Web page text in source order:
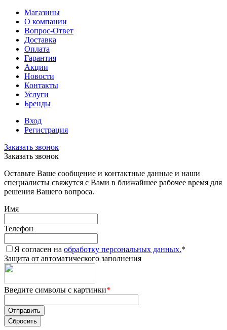
Магазины
О компании
Вопрос-Ответ
Доставка
Оплата
Гарантия
Акции
Новости
Контакты
Услуги
Бренды
Вход
Регистрация
Заказать звонок
Заказать звонок
Оставьте Ваше сообщение и контактные данные и наши
специалисты свяжутся с Вами в ближайшее рабочее время для
решения Вашего вопроса.
Имя
Телефон
Я согласен на обработку персональных данных.*
Защита от автоматического заполнения
Введите символы с картинки*